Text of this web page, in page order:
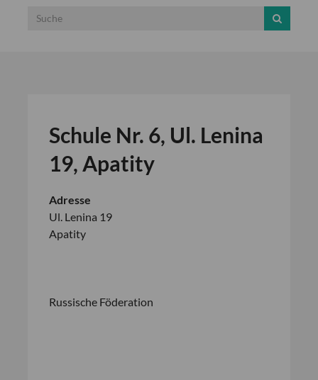
Schule Nr. 6, Ul. Lenina
19, Apatity
Adresse
Ul. Lenina 19
Apatity
Russische Föderation